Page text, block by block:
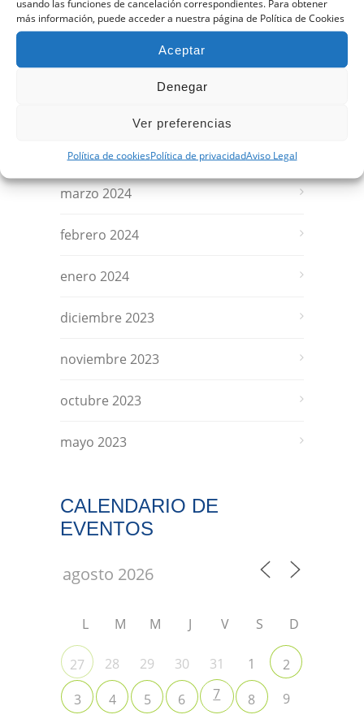
usando las funciones de cancelación correspondientes. Para obtener
más información, puede acceder a nuestra página de Política de Cookies
Aceptar
Denegar
Ver preferencias
Política de cookiesPolítica de privacidadAviso Legal
julio 2024
junio 2024
abril 2024
marzo 2024
febrero 2024
enero 2024
diciembre 2023
noviembre 2023
octubre 2023
mayo 2023
CALENDARIO DE
EVENTOS
L M M J V S D
27 28 29 30 31 1
2
3
4 5 6 7 8
9